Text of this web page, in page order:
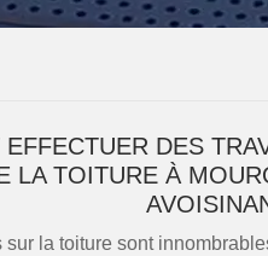
DES
LA TOITURE À
sur la toiture sont